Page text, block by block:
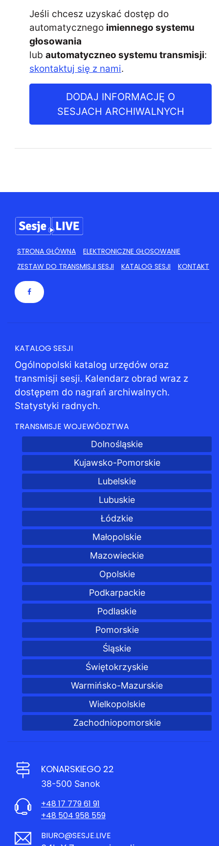
Jeśli chcesz uzyskać dostęp do
automatycznego imiennego systemu
głosowania
lub automatyczneo systemu transmisji:
skontaktuj się z nami.
DODAJ INFORMACJĘ O
SESJACH ARCHIWALNYCH
STRONA GŁÓWNA
ELEKTRONICZNE GŁOSOWANIE
ZESTAW DO TRANSMISJI SESJI
KATALOG SESJI KONTAKT
KATALOG SESJI
Ogólnopolski katalog urzędów oraz
transmisji sesji. Kalendarz obrad wraz z
dostępem do nagrań archiwalnych.
Statystyki radnych.
TRANSMISJE WOJEWÓDZTWA
Dolnośląskie
Kujawsko-Pomorskie
Lubelskie
Lubuskie
Łódzkie
Małopolskie
Mazowieckie
Opolskie
Podkarpackie
Podlaskie
Pomorskie
Śląskie
Świętokrzyskie
Warmińsko-Mazurskie
Wielkopolskie
Zachodniopomorskie
KONARSKIEGO 22
38-500 Sanok
+48 17 779 61 91
+48 504 958 559
BIURO@SESJE.LIVE